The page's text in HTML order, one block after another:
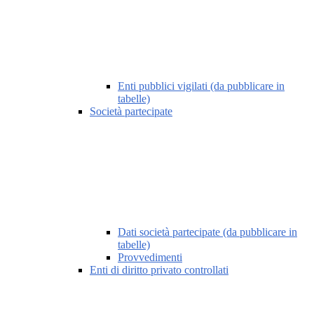
Enti pubblici vigilati (da pubblicare in
tabelle)
Società partecipate
Dati società partecipate (da pubblicare in
tabelle)
Provvedimenti
Enti di diritto privato controllati